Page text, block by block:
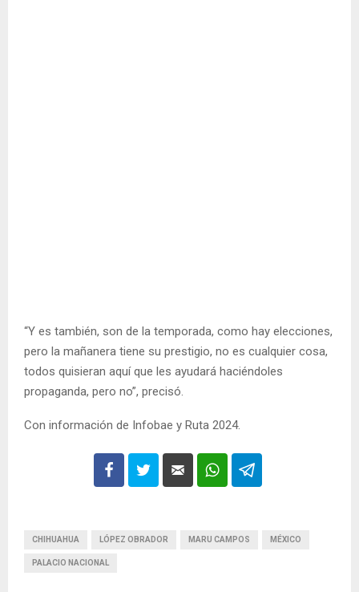
“Y es también, son de la temporada, como hay elecciones,
pero la mañanera tiene su prestigio, no es cualquier cosa,
todos quisieran aquí que les ayudará haciéndoles
propaganda, pero no”, precisó.
Con información de Infobae y Ruta 2024.
CHIHUAHUA LÓPEZ OBRADOR MARU CAMPOS MÉXICO
PALACIO NACIONAL